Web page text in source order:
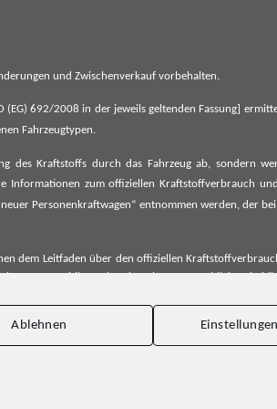
Ablehnen
und Zwischenverkauf vorbehalten.
692/2008 in der jeweils geltenden Fassung]
Fahrzeugtypen.
des Kraftstoffs durch das Fahrzeug ab, sondern
Informationen zum offiziellen Kraftstoffverbrauch
Personenkraftwagen“ entnommen werden, der
dem Leitfaden über den offiziellen
Automobil Treuhand GmbH unentgeltlich